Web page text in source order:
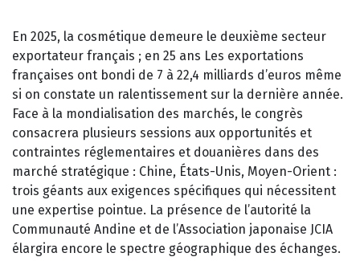
En 2025, la cosmétique demeure le deuxième secteur
exportateur français ; en 25 ans Les exportations
françaises ont bondi de 7 à 22,4 milliards d’euros même
si on constate un ralentissement sur la dernière année.
Face à la mondialisation des marchés, le congrès
consacrera plusieurs sessions aux opportunités et
contraintes réglementaires et douanières dans des
marché stratégique : Chine, États-Unis, Moyen-Orient :
trois géants aux exigences spécifiques qui nécessitent
une expertise pointue. La présence de l’autorité la
Communauté Andine et de l’Association japonaise JCIA
élargira encore le spectre géographique des échanges.